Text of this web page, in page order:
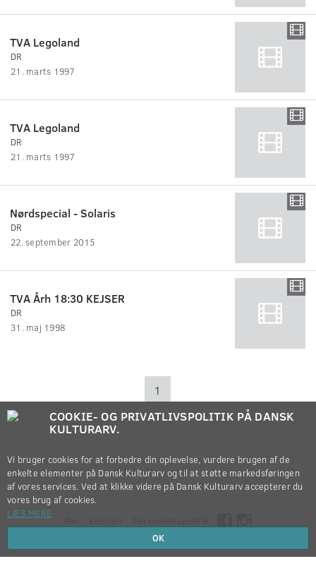
TVA Legoland
DR
21. marts 1997
TVA Legoland
DR
21. marts 1997
Nørdspecial - Solaris
DR
22. september 2015
TVA Årh 18:30 KEJSER
DR
31. maj 1998
1
Copyright © 2012-2026
COOKIE- OG PRIVATLIVSPOLITIK PÅ DANSK
KULTURARV.
Vi bruger cookies for at forbedre din oplevelse, vurdere brugen af de
enkelte elementer på Dansk Kulturarv og til at støtte markedsføringen
af vores services. Ved at klikke videre på Dansk Kulturarv accepterer du
vores brug af cookies.
LÆS MERE
OK